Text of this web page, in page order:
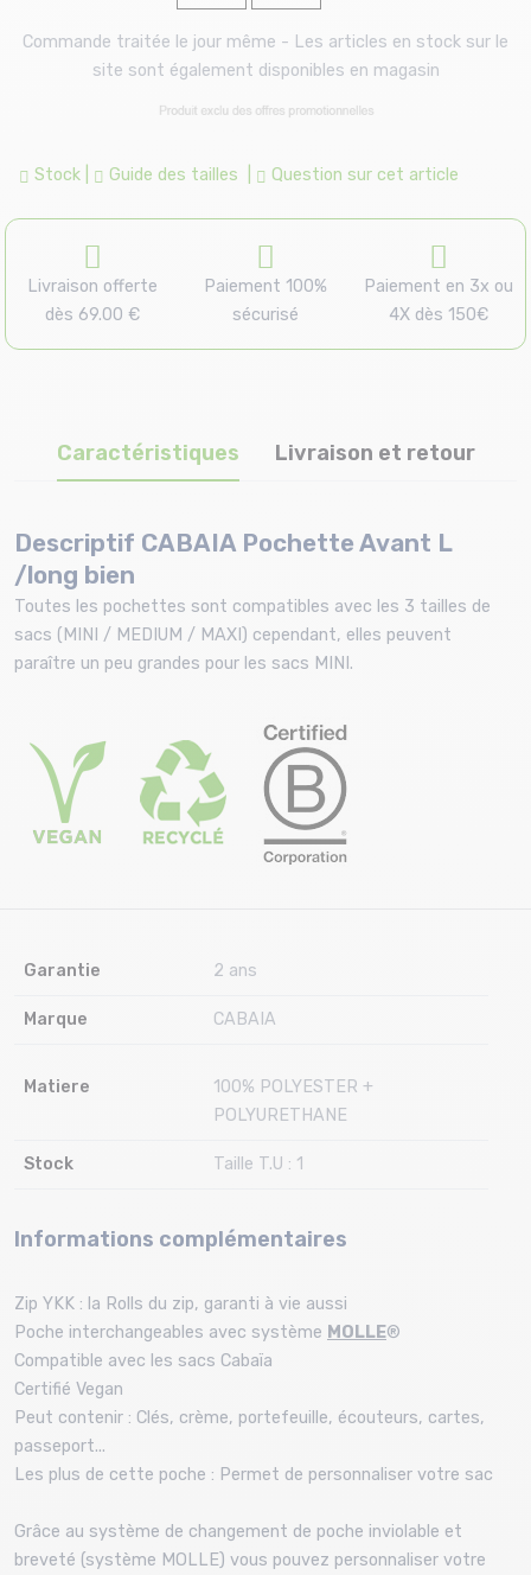
Commande traitée le jour même - Les articles en stock sur le
site sont également disponibles en magasin
Stock Guide des tailles Question sur cet article
Livraison offerte
dès 69.00 €
Paiement 100%
sécurisé
Paiement en 3x ou
4X dès 150€
Caractéristiques Livraison et retour
Descriptif CABAIA Pochette Avant L
/long bien
Toutes les pochettes sont compatibles avec les 3 tailles de
sacs (MINI / MEDIUM / MAXI) cependant, elles peuvent
paraître un peu grandes pour les sacs MINI.
Garantie 2 ans
Marque CABAIA
Matiere
100% POLYESTER +
POLYURETHANE
Stock Taille T.U : 1
Informations complémentaires
Zip YKK : la Rolls du zip, garanti à vie aussi
Poche interchangeables avec système MOLLE®
Compatible avec les sacs Cabaïa
Certifié Vegan
Peut contenir : Clés, crème, portefeuille, écouteurs, cartes,
passeport...
Les plus de cette poche : Permet de personnaliser votre sac
Grâce au système de changement de poche inviolable et
breveté (système MOLLE) vous pouvez personnaliser votre